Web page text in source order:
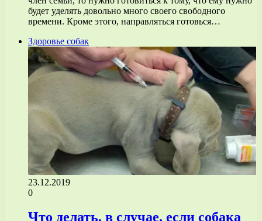
будет уделять довольно много своего свободного
времени. Кроме этого, направляться готовься…
Здоровье собак
23.12.2019
0
Что делать, в случае, если собака